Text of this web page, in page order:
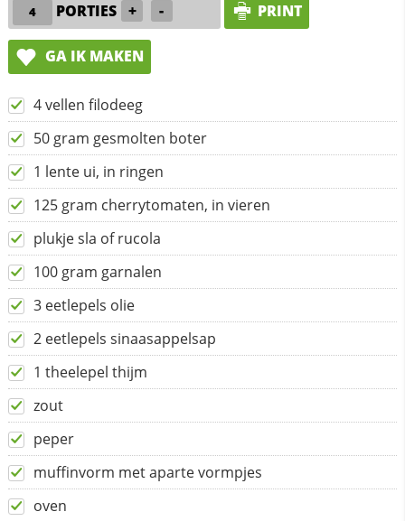
PORTIES + - PRINT
GA IK MAKEN
4 vellen filodeeg
50 gram gesmolten boter
1 lente ui, in ringen
125 gram cherrytomaten, in vieren
plukje sla of rucola
100 gram garnalen
3 eetlepels olie
2 eetlepels sinaasappelsap
1 theelepel thijm
zout
peper
muffinvorm met aparte vormpjes
oven